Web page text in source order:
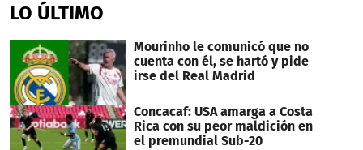
of
1
15
seconds
LO ÚLTIMO
Mourinho le comunicó que no
cuenta con él, se hartó y pide
irse del Real Madrid
Concacaf: USA amarga a Costa
Rica con su peor maldición en
el premundial Sub-20